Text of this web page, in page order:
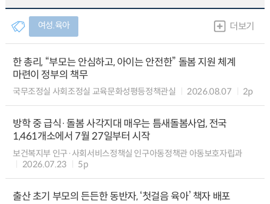
여성.육아 더보기
한 총리, “부모는 안심하고, 아이는 안전한” 돌봄 지원 체계
마련이 정부의 책무
국무조정실 사회조정실 교육문화성평등정책관실 2026.08.07 2p
방학 중 급식·돌봄 사각지대 매우는 틈새돌봄사업, 전국
1,461개소에서 7월 27일부터 시작
보건복지부 인구·사회서비스정책실 인구아동정책관 아동보호자립과
2026.07.23
5p
출산 초기 부모의 든든한 동반자, ‘첫걸음 육아’ 책자 배포